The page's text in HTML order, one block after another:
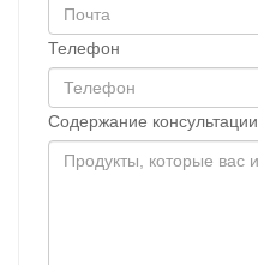
Телефон
Содержание консультации